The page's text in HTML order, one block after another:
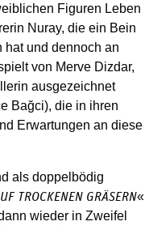
Figuren Leben
Nuray, die ein Bein
hat und dennoch an
von Merve Dizdar,
ausgezeichnet
Bağci), die in ihren
Erwartungen an diese
als doppelbödig
TROCKENEN GRÄSERN«
wieder in Zweifel